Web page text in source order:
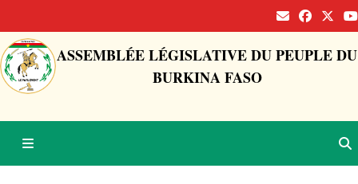
ASSEMBLÉE LÉGISLATIVE DU PEUPLE DU
BURKINA FASO